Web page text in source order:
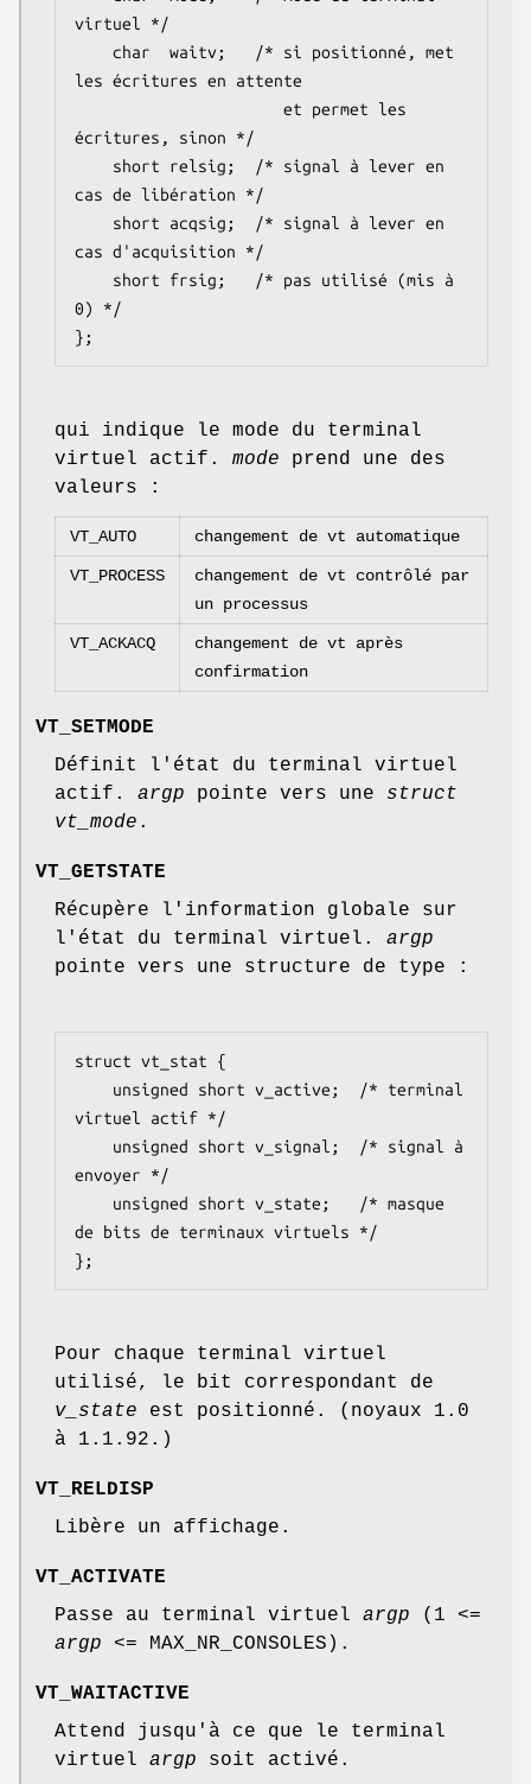
virtuel */
les écritures en attente
écritures, sinon */
cas de libération */
cas d'acquisition */
0) */
};
qui indique le mode du terminal
virtuel actif. mode prend une des
valeurs :
VT_AUTO changement de vt automatique
VT_PROCESS
changement de vt contrôlé par
un processus
VT_ACKACQ
changement de vt après
confirmation
VT_SETMODE
Définit l'état du terminal virtuel
actif. argp pointe vers une struct
vt_mode .
VT_GETSTATE
Récupère l'information globale sur
l'état du terminal virtuel. argp
pointe vers une structure de type :
struct vt_stat {
virtuel actif */
envoyer */
de bits de terminaux virtuels */
};
Pour chaque terminal virtuel
utilisé, le bit correspondant de
v_state est positionné. (noyaux 1.0
à 1.1.92.)
VT_RELDISP
Libère un affichage.
VT_ACTIVATE
Passe au terminal virtuel argp (1 <=
argp <= MAX_NR_CONSOLES).
VT_WAITACTIVE
Attend jusqu'à ce que le terminal
virtuel argp soit activé.